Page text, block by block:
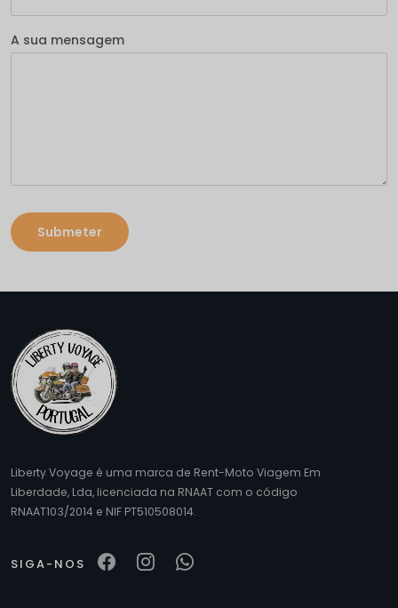
A sua mensagem
Liberty Voyage é uma marca de Rent-Moto Viagem Em
Liberdade, Lda, licenciada na RNAAT com o código
RNAAT103/2014 e NIF PT510508014.
SIGA-NOS